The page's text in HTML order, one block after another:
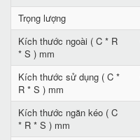
Trọng lượng
Kích thước ngoài ( C * R
* S ) mm
Kích thước sử dụng ( C *
R * S ) mm
Kích thước ngăn kéo ( C
* R * S ) mm